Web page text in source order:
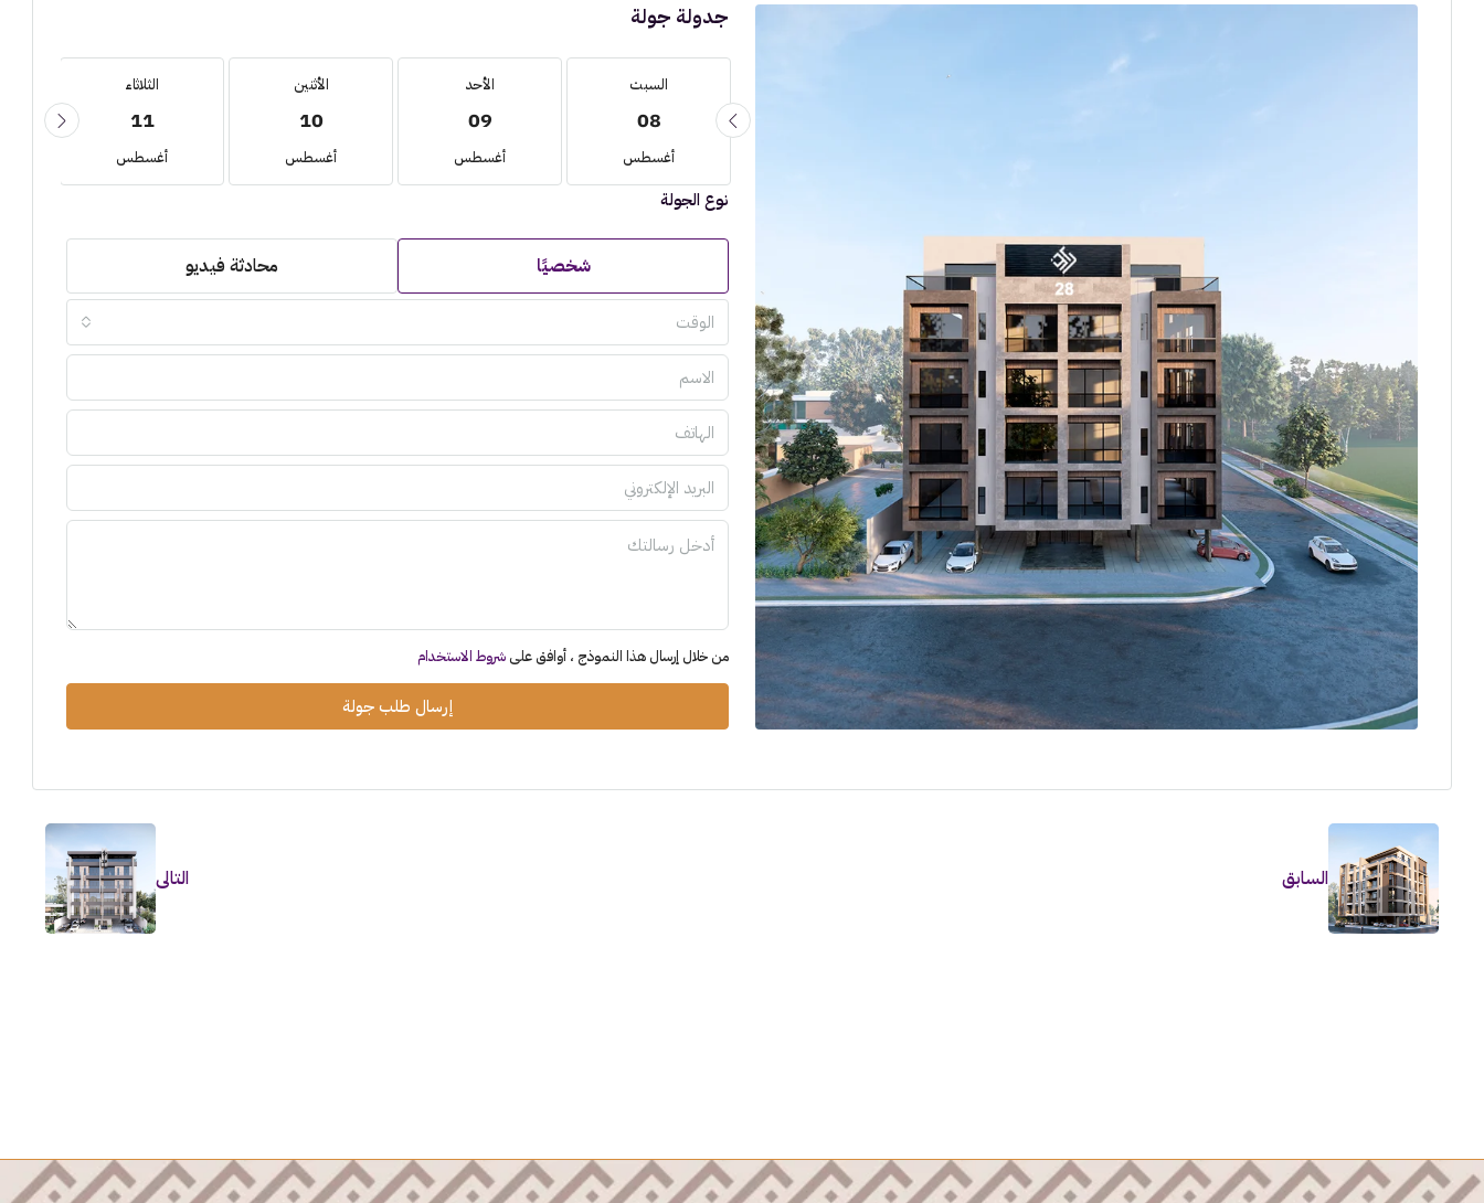
جدولة جولة
السبت
08
أغسطس
الأحد
09
أغسطس
الأثنين
10
أغسطس
الثلاثاء
11
أغسطس
نوع الجولة
شخصيًا محادثة فيديو
الوقت
من خلال إرسال هذا النموذج ، أوافق على شروط الاستخدام
إرسال طلب جولة
السابق التالى